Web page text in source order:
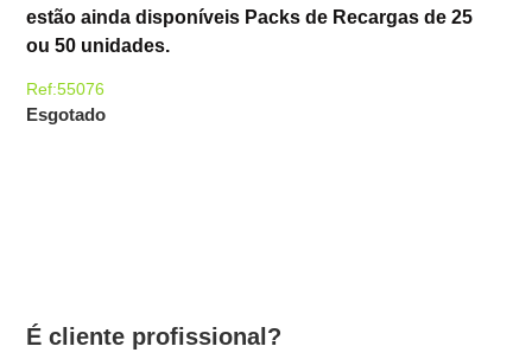
estão ainda disponíveis Packs de Recargas de 25
ou 50 unidades.
Ref:55076
Esgotado
É cliente profissional?